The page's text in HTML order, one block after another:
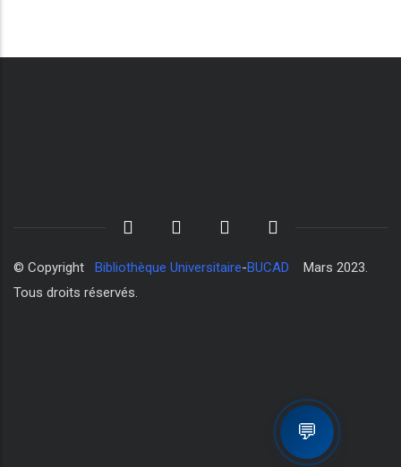
© Copyright Bibliothèque Universitaire-BUCAD Mars 2023.
Tous droits réservés.